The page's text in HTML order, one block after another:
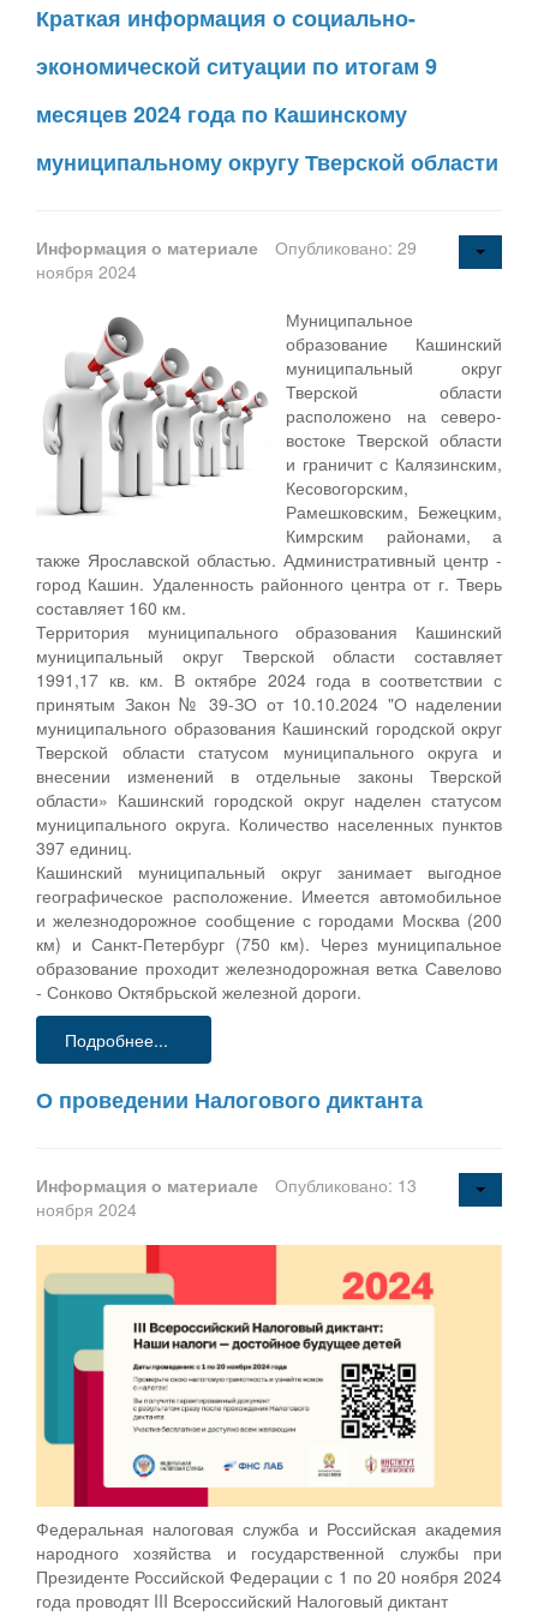
Краткая информация о социально-
экономической ситуации по итогам 9
месяцев 2024 года по Кашинскому
муниципальному округу Тверской области
Информация о материале
Опубликовано: 29
ноября 2024
Муниципальное
образование Кашинский
муниципальный округ
Тверской области
расположено на северо-
востоке Тверской области
и граничит с Калязинским,
Кесовогорским,
Рамешковским, Бежецким,
Кимрским районами, а
также Ярославской областью. Административный центр -
город Кашин. Удаленность районного центра от г. Тверь
составляет 160 км.
Территория муниципального образования Кашинский
муниципальный округ Тверской области составляет
1991,17 кв. км. В октябре 2024 года в соответствии с
принятым Закон № 39-ЗО от 10.10.2024 "О наделении
муниципального образования Кашинский городской округ
Тверской области статусом муниципального округа и
внесении изменений в отдельные законы Тверской
области» Кашинский городской округ наделен статусом
муниципального округа. Количество населенных пунктов
397 единиц.
Кашинский муниципальный округ занимает выгодное
географическое расположение. Имеется автомобильное
и железнодорожное сообщение с городами Москва (200
км) и Санкт-Петербург (750 км). Через муниципальное
образование проходит железнодорожная ветка Савелово
- Сонково Октябрьской железной дороги.
Подробнее...
О проведении Налогового диктанта
Информация о материале
Опубликовано: 13
ноября 2024
Федеральная налоговая служба и Российская академия
народного хозяйства и государственной службы при
Президенте Российской Федерации с 1 по 20 ноября 2024
года проводят III Всероссийский Налоговый диктант